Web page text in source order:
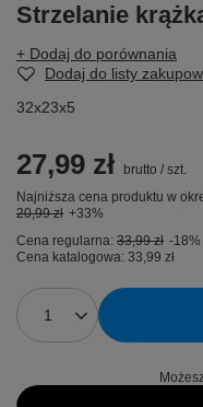
Strzelanie
+ Dodaj do porównania
Dodaj do listy
32x23x5
27,99 zł brutto / szt.
Najniższa cena produktu w
20,99 zł +33%
Cena regularna: 33,99 zł -18%
Cena katalogowa: 33,99 zł